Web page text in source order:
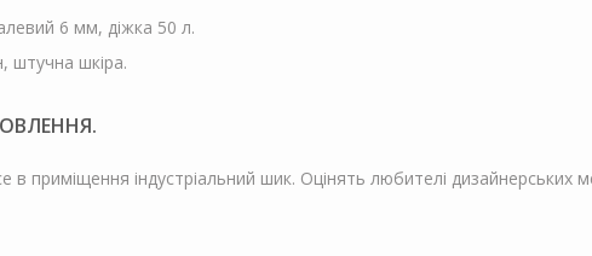
6 мм, діжка 50 л.
штучна шкіра.
в приміщення індустріальний шик. Оцінять любителі